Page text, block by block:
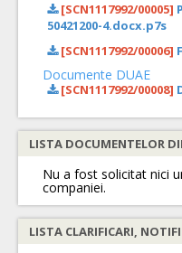
[SCN1117992/00005]
50421200-4.docx.p7s
[SCN1117992/00006]
Documente DUAE
[SCN1117992/00008]
Nu a fost solicitat nici
companiei.
LISTA CLARIFICARI,